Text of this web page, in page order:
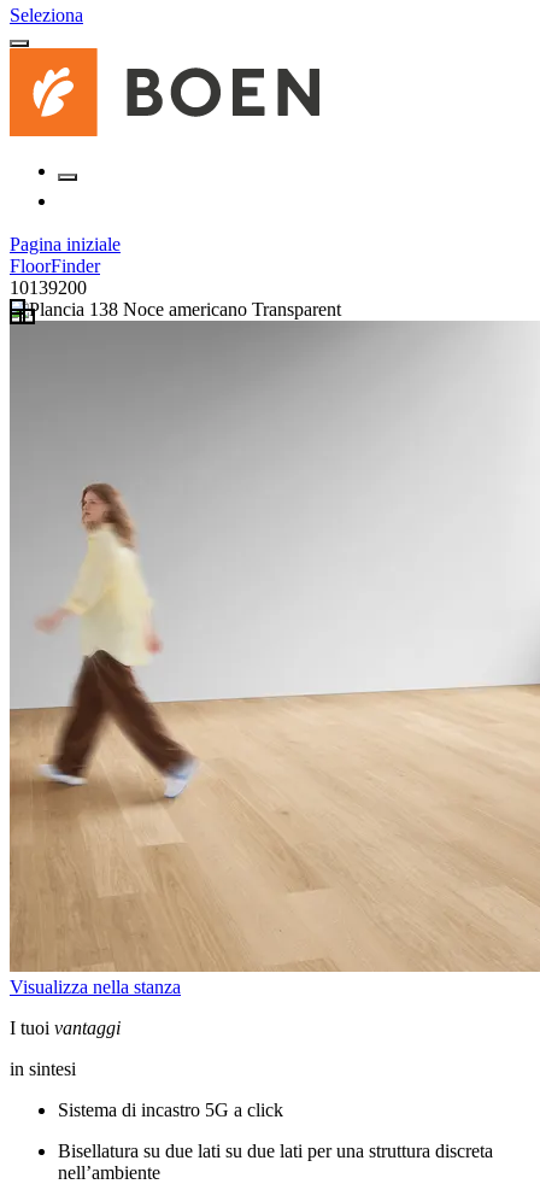
Seleziona
Pagina iniziale
FloorFinder
10139200
Visualizza nella stanza
I tuoi vantaggi
in sintesi
Sistema di incastro 5G a click
Bisellatura su due lati su due lati per una struttura discreta
nell’ambiente